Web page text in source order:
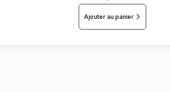
Ajouter au panier